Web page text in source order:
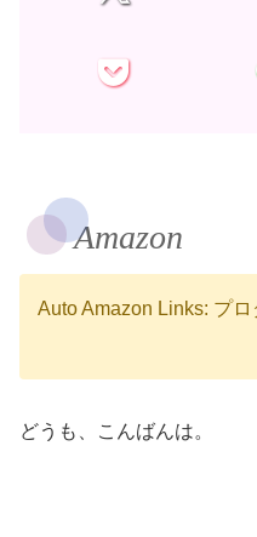
Amazon
Auto Amazon Links: プロ
どうも、こんばんは。